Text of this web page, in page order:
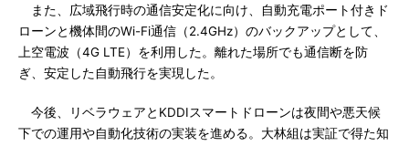
また、広域飛行時の通信安定化に向け、自動充電ポート付きド
ローンと機体間のWi-Fi通信（2.4GHz）のバックアップとして、
上空電波（4G LTE）を利用した。離れた場所でも通信断を防
ぎ、安定した自動飛行を実現した。
今後、リベラウェアとKDDIスマートドローンは夜間や悪天候
下での運用や自動化技術の実装を進める。大林組は実証で得た知